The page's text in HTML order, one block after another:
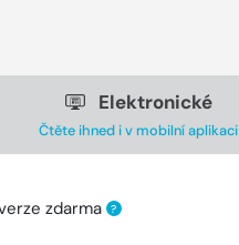
Elektronické
Čtěte ihned i v mobilní aplikaci
zdarma ?